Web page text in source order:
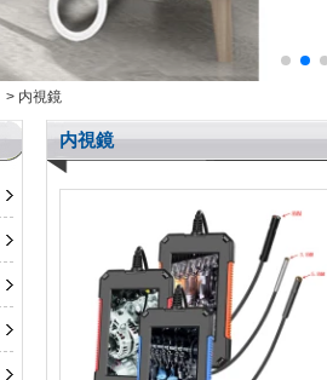
> 内視鏡
内視鏡